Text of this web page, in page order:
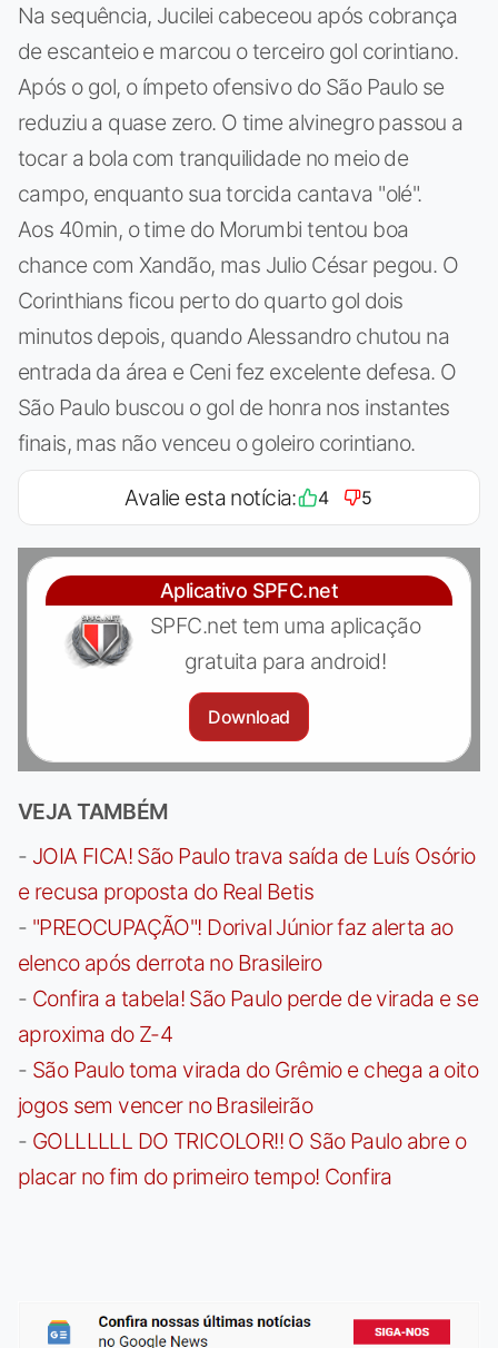
Na sequência, Jucilei cabeceou após cobrança
de escanteio e marcou o terceiro gol corintiano.
Após o gol, o ímpeto ofensivo do São Paulo se
reduziu a quase zero. O time alvinegro passou a
tocar a bola com tranquilidade no meio de
campo, enquanto sua torcida cantava "olé".
Aos 40min, o time do Morumbi tentou boa
chance com Xandão, mas Julio César pegou. O
Corinthians ficou perto do quarto gol dois
minutos depois, quando Alessandro chutou na
entrada da área e Ceni fez excelente defesa. O
São Paulo buscou o gol de honra nos instantes
finais, mas não venceu o goleiro corintiano.
Avalie esta notícia: 4 5
Aplicativo SPFC.net
SPFC.net tem uma aplicação
gratuita para android!
Download
VEJA TAMBÉM
- JOIA FICA! São Paulo trava saída de Luís Osório
e recusa proposta do Real Betis
- "PREOCUPAÇÃO"! Dorival Júnior faz alerta ao
elenco após derrota no Brasileiro
- Confira a tabela! São Paulo perde de virada e se
aproxima do Z-4
- São Paulo toma virada do Grêmio e chega a oito
jogos sem vencer no Brasileirão
- GOLLLLLL DO TRICOLOR!! O São Paulo abre o
placar no fim do primeiro tempo! Confira